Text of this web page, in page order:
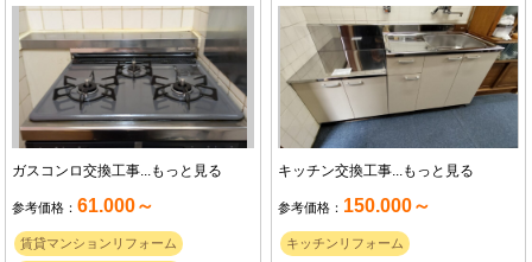
ガスコンロ交換工事...もっと見る
参考価格：61.000～
賃貸マンションリフォーム
キッチン交換工事...もっと見る
参考価格： 150.000～
キッチンリフォーム